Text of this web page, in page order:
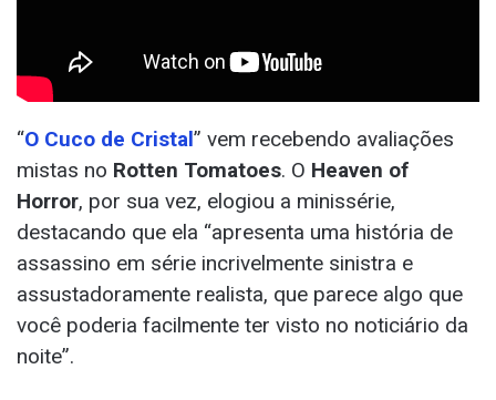
“O Cuco de Cristal” vem recebendo avaliações
mistas no Rotten Tomatoes. O Heaven of
Horror, por sua vez, elogiou a minissérie,
destacando que ela “apresenta uma história de
assassino em série incrivelmente sinistra e
assustadoramente realista, que parece algo que
você poderia facilmente ter visto no noticiário da
noite”.